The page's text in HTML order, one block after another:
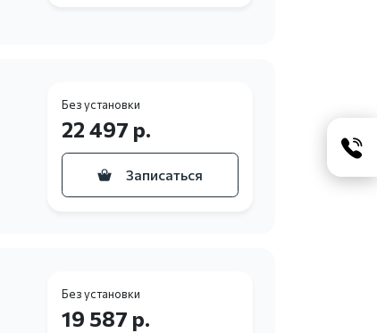
Без установки
22 497 р.
Записаться
Без установки
19 587 р.